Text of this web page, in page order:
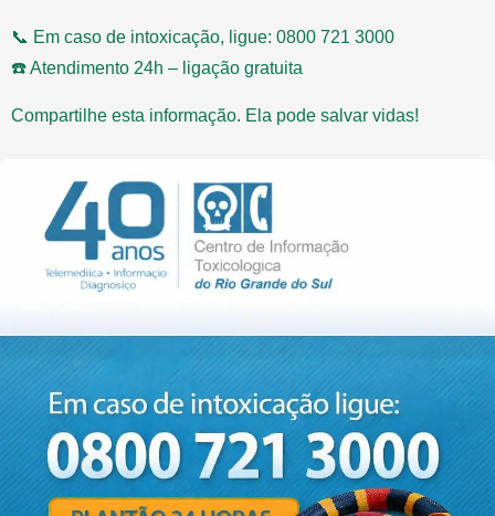
📞 Em caso de intoxicação, ligue: 0800 721 3000
☎️ Atendimento 24h – ligação gratuita
Compartilhe esta informação. Ela pode salvar vidas!